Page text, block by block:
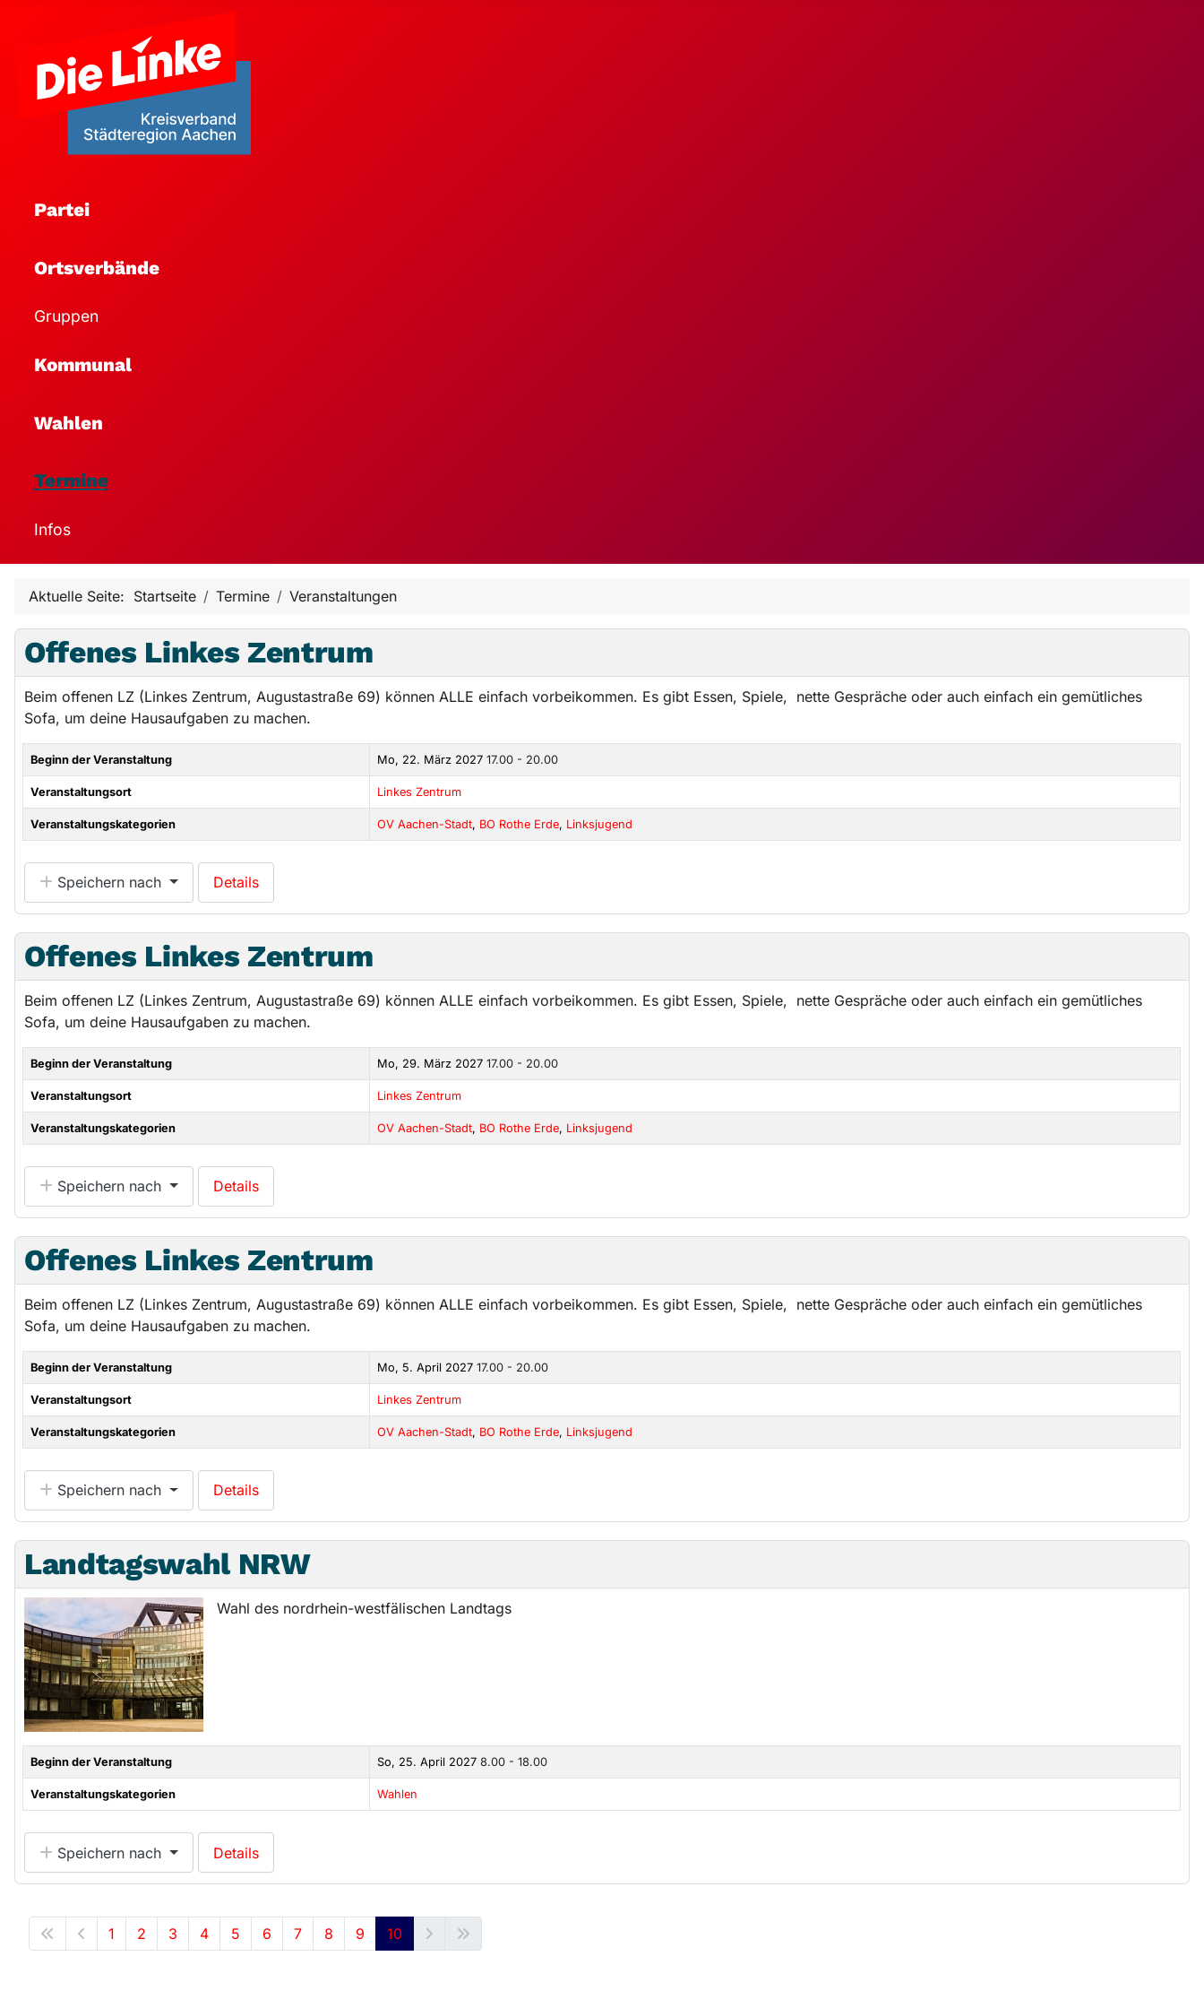
Partei
Ortsverbände
Gruppen
Kommunal
Wahlen
Termine
Infos
Aktuelle Seite: Startseite Termine Veranstaltungen
Offenes Linkes Zentrum
Beim offenen LZ (Linkes Zentrum, Augustastraße 69) können ALLE einfach vorbeikommen. Es gibt Essen, Spiele, nette Gespräche oder auch einfach ein gemütliches
Sofa, um deine Hausaufgaben zu machen.
Beginn der Veranstaltung Mo, 22. März 202717.00 - 20.00
Veranstaltungsort Linkes Zentrum
Veranstaltungskategorien OV Aachen-Stadt, BO Rothe Erde, Linksjugend
Speichern nach Details
Offenes Linkes Zentrum
Beim offenen LZ (Linkes Zentrum, Augustastraße 69) können ALLE einfach vorbeikommen. Es gibt Essen, Spiele, nette Gespräche oder auch einfach ein gemütliches
Sofa, um deine Hausaufgaben zu machen.
Beginn der Veranstaltung Mo, 29. März 202717.00 - 20.00
Veranstaltungsort Linkes Zentrum
Veranstaltungskategorien OV Aachen-Stadt, BO Rothe Erde, Linksjugend
Speichern nach Details
Offenes Linkes Zentrum
Beim offenen LZ (Linkes Zentrum, Augustastraße 69) können ALLE einfach vorbeikommen. Es gibt Essen, Spiele, nette Gespräche oder auch einfach ein gemütliches
Sofa, um deine Hausaufgaben zu machen.
Beginn der Veranstaltung Mo, 5. April 202717.00 - 20.00
Veranstaltungsort Linkes Zentrum
Veranstaltungskategorien OV Aachen-Stadt, BO Rothe Erde, Linksjugend
Speichern nach Details
Landtagswahl NRW
Wahl des nordrhein-westfälischen Landtags
Beginn der Veranstaltung So, 25. April 20278.00 - 18.00
Veranstaltungskategorien Wahlen
Speichern nach Details
1 2 3 4 5 6 7 8 9 10